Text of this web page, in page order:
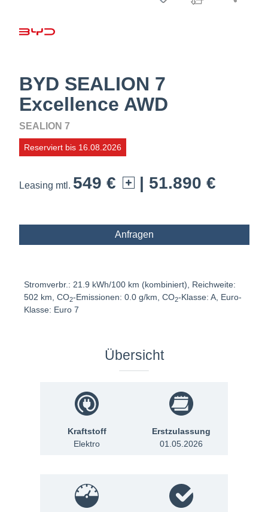
BYD SEALION 7
Excellence AWD
SEALION 7
Reserviert bis 16.08.2026
Leasing mtl. 549 € | 51.890 €
Anfragen
Stromverbr.: 21.9 kWh/100 km (kombiniert), Reichweite:
502 km, CO2-Emissionen: 0.0 g/km, CO2-Klasse: A, Euro-
Klasse: Euro 7
Übersicht
Kraftstoff
Elektro
Erstzulassung
01.05.2026